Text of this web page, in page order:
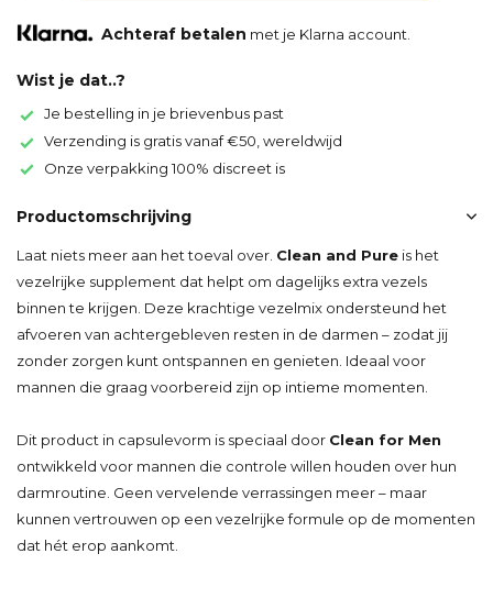
Achteraf betalen met je Klarna account.
Wist je dat..?
Je bestelling in je brievenbus past
Verzending is gratis vanaf €50, wereldwijd
Onze verpakking 100% discreet is
Productomschrijving
Laat niets meer aan het toeval over. Clean and Pure is het
vezelrijke supplement dat helpt om dagelijks extra vezels
binnen te krijgen. Deze krachtige vezelmix ondersteund het
afvoeren van achtergebleven resten in de darmen – zodat jij
zonder zorgen kunt ontspannen en genieten. Ideaal voor
mannen die graag voorbereid zijn op intieme momenten.
Dit product in capsulevorm is speciaal door Clean for Men
ontwikkeld voor mannen die controle willen houden over hun
darmroutine. Geen vervelende verrassingen meer – maar
kunnen vertrouwen op een vezelrijke formule op de momenten
dat hét erop aankomt.